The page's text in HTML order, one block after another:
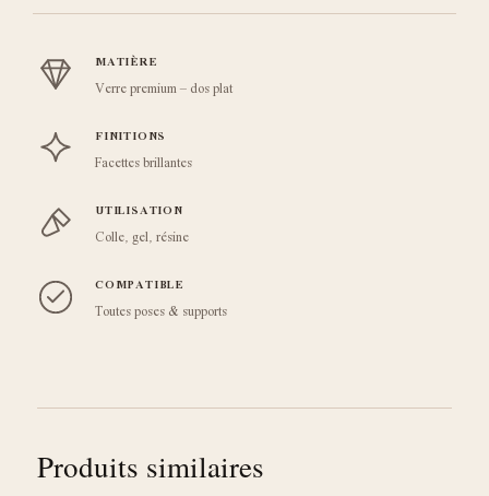
MATIÈRE
Verre premium – dos plat
FINITIONS
Facettes brillantes
UTILISATION
Colle, gel, résine
COMPATIBLE
Toutes poses & supports
Produits similaires